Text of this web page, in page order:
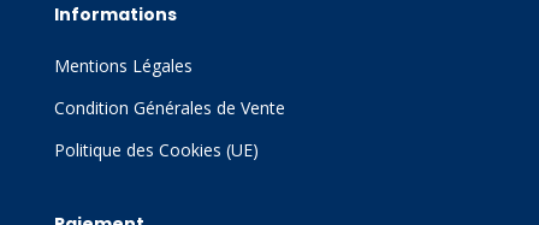
Informations
Mentions Légales
Condition Générales de Vente
Politique des Cookies (UE)